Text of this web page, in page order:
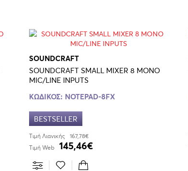
SOUNDCRAFT
SOUNDCRAFT SMALL MIXER 8 MONO
MIC/LINE INPUTS
ΚΩΔΙΚΟΣ: NOTEPAD-8FX
BESTSELLER
Τιμή Λιανικής
167,78€
Τιμή Web
145,46€